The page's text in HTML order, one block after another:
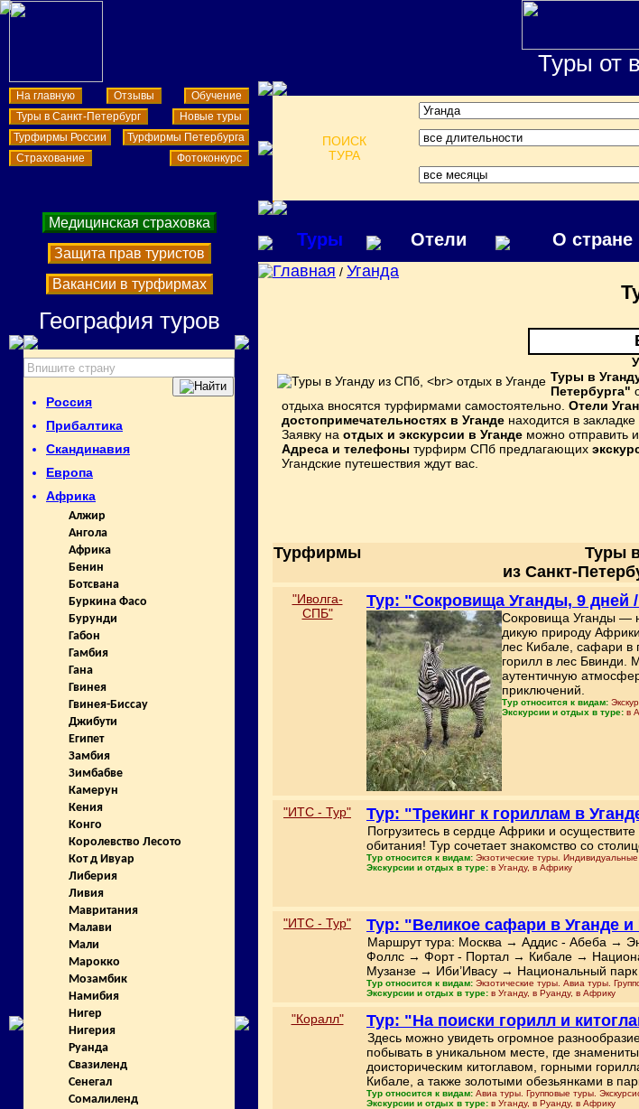
Туры от
На главную Отзывы
Обучение
Туры в Санкт-Петербург
Новые туры
Турфирмы России
Турфирмы Петербурга
Страхование
Фотоконкурс
ПОИСК
ТУРА
Медицинская страховка
Защита прав туристов
Вакансии в турфирмах
География туров
Россия
Прибалтика
Скандинавия
Европа
Африка
Алжир
Ангола
Африка
Бенин
Ботсвана
Буркина Фасо
Бурунди
Габон
Гамбия
Гана
Гвинея
Гвинея-Биссау
Джибути
Египет
Замбия
Зимбабве
Камерун
Кения
Конго
Королевство Лесото
Кот д Ивуар
Либерия
Ливия
Мавритания
Малави
Мали
Марокко
Мозамбик
Намибия
Нигер
Нигерия
Руанда
Свазиленд
Сенегал
Сомалиленд
Туры Отели О стране
Главная / Уганда
Туры в
Петербурга"
отдыха вносятся турфирмами самостоятельно. Отели
достопримечательностях в Уганде находится в закладке
Заявку на отдых и экскурсии в Уганде можно отправить
Адреса и телефоны турфирм СПб предлагающих
Угандские путешествия ждут вас.
Турфирмы
Туры
из Санкт-
"Иволга-
СПБ"
Тур: "Сокровища Уганды, 9 дней /
Сокровища Уганды —
дикую природу
лес Кибале, сафари в
горилл в лес Бвинди.
аутентичную
приключений.
Тур относится к видам:
Экскурсии и отдых в туре: в
"ИТС - Тур" Тур: "Трекинг к гориллам в
Погрузитесь в сердце Африки и
обитания! Тур сочетает знакомство со
Тур относится к видам: Экзотические туры.
Экскурсии и отдых в туре: в Уганду, в Африку
"ИТС - Тур" Тур: "Великое сафари в Уганде и
Маршрут тура: Москва → Аддис - Абеба →
Фоллс → Форт - Портал → Кибале →
Музанзе → Иби’Ивасу → Национальный
Тур относится к видам: Экзотические туры. Авиа туры.
Экскурсии и отдых в туре: в Уганду, в Руанду, в Африку
"Коралл" Тур: "На поиски горилл и
Здесь можно увидеть огромное
побывать в уникальном месте, где
доисторическим китоглавом, горными
Кибале, а также золотыми обезьянками в
Тур относится к видам: Авиа туры. Групповые туры.
Экскурсии и отдых в туре: в Уганду, в Руанду, в Африку